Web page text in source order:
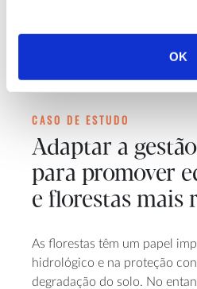
OK
CASO DE ESTUDO
Adaptar a
para promover
e florestas mais
As florestas têm um papel
hidrológico e na proteção
degradação do solo. No